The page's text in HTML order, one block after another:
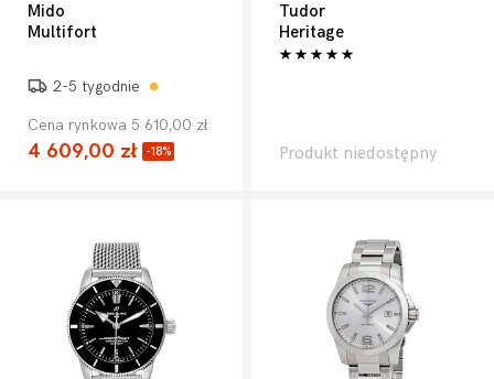
Mido
Multifort
2-5 tygodnie
Cena rynkowa 5 610,00 zł
4 609,00 zł -18%
Tudor
Heritage
Produkt niedostępny